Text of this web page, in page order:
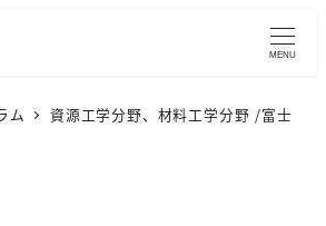
MENU
ム
資源工学分野、材料工学分野 /富士